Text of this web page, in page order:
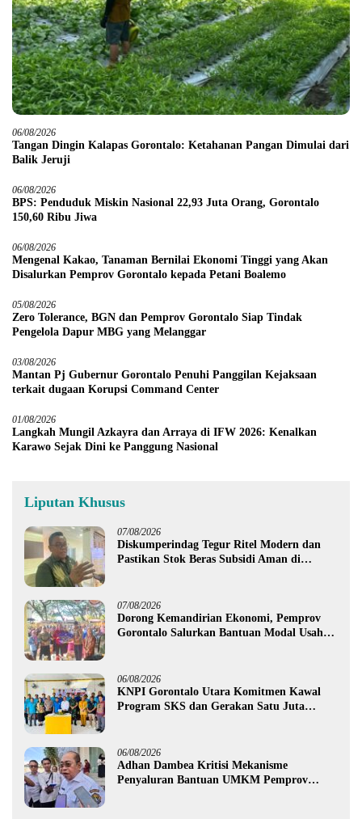
06/08/2026
Tangan Dingin Kalapas Gorontalo: Ketahanan Pangan Dimulai dari
Balik Jeruji
06/08/2026
BPS: Penduduk Miskin Nasional 22,93 Juta Orang, Gorontalo
150,60 Ribu Jiwa
06/08/2026
Mengenal Kakao, Tanaman Bernilai Ekonomi Tinggi yang Akan
Disalurkan Pemprov Gorontalo kepada Petani Boalemo
05/08/2026
Zero Tolerance, BGN dan Pemprov Gorontalo Siap Tindak
Pengelola Dapur MBG yang Melanggar
03/08/2026
Mantan Pj Gubernur Gorontalo Penuhi Panggilan Kejaksaan
terkait dugaan Korupsi Command Center
01/08/2026
Langkah Mungil Azkayra dan Arraya di IFW 2026: Kenalkan
Karawo Sejak Dini ke Panggung Nasional
Liputan Khusus
07/08/2026
Diskumperindag Tegur Ritel Modern dan
Pastikan Stok Beras Subsidi Aman di
07/08/2026
Dorong Kemandirian Ekonomi, Pemprov
Gorontalo Salurkan Bantuan Modal Usaha
06/08/2026
KNPI Gorontalo Utara Komitmen Kawal
Program SKS dan Gerakan Satu Juta
06/08/2026
Adhan Dambea Kritisi Mekanisme
Penyaluran Bantuan UMKM Pemprov